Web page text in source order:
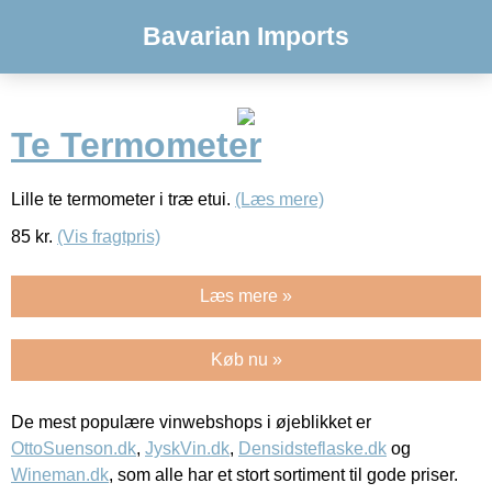
Bavarian Imports
Te Termometer
Lille te termometer i træ etui. (Læs mere)
85 kr. (Vis fragtpris)
Læs mere »
Køb nu »
De mest populære vinwebshops i øjeblikket er
OttoSuenson.dk, JyskVin.dk, Densidsteflaske.dk og
Wineman.dk, som alle har et stort sortiment til gode priser.